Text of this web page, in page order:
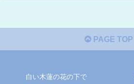
PAGE TOP
白い木蓮の花の下で